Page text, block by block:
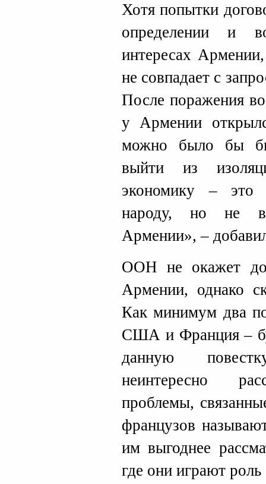
Хотя попытки
определении и
интересах
не совпадает с
После поражения
у Армении
можно было бы
выйти из
экономику – это
народу, но не в
Армении», –
ООН не окажет
Армении, однако
Как минимум два
США и Франция –
данную
неинтересно
проблемы,
французов
им выгоднее
где они играют